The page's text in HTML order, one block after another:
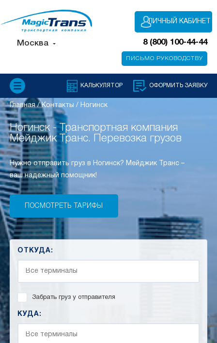
Москва 8 (800) 100-44-44
ЛИЧНЫЙ КАБИНЕТ
ПИСЬМО РУКОВОДСТВУ
КАЛЬКУЛЯТОР ОФОРМИТЬ ЗАЯВКУ
Главная/Контакты / Ногинск
Ногинск - Транспортная компания
Мейджик Транс. Перевозка грузов
Нужно отправить груз в Ногинск? Мейджик Транс –
ваш надежный помощник!
ПОСМОТРЕТЬ ТАРИФЫ
ОТКУДА:
Забрать груз у отправителя
КУДА: